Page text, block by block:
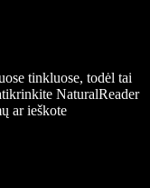
tinkluose, todėl tai
NaturalReader
ar ieškote